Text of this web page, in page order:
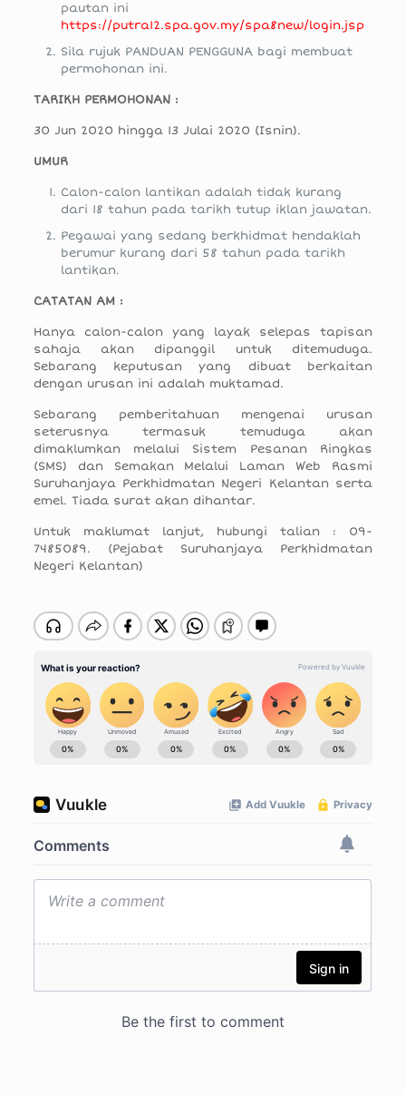
pautan ini
https://putra12.spa.gov.my/spa8new/login.jsp
Sila rujuk PANDUAN PENGGUNA bagi membuat
permohonan ini.
TARIKH PERMOHONAN :
30 Jun 2020 hingga 13 Julai 2020 (Isnin).
UMUR
Calon-calon lantikan adalah tidak kurang
dari 18 tahun pada tarikh tutup iklan jawatan.
Pegawai yang sedang berkhidmat hendaklah
berumur kurang dari 58 tahun pada tarikh
lantikan.
CATATAN AM :
Hanya calon-calon yang layak selepas tapisan
sahaja akan dipanggil untuk ditemuduga.
Sebarang keputusan yang dibuat berkaitan
dengan urusan ini adalah muktamad.
Sebarang pemberitahuan mengenai urusan
seterusnya termasuk temuduga akan
dimaklumkan melalui Sistem Pesanan Ringkas
(SMS) dan Semakan Melalui Laman Web Rasmi
Suruhanjaya Perkhidmatan Negeri Kelantan serta
emel. Tiada surat akan dihantar.
Untuk maklumat lanjut, hubungi talian : 09-
7485089. (Pejabat Suruhanjaya Perkhidmatan
Negeri Kelantan)